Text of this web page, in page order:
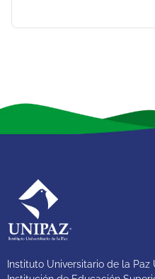
Instituto Universitario de la Paz